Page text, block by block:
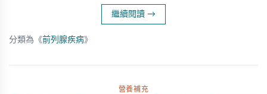
繼續閱讀 →
分類為《前列腺疾病》
營養補充